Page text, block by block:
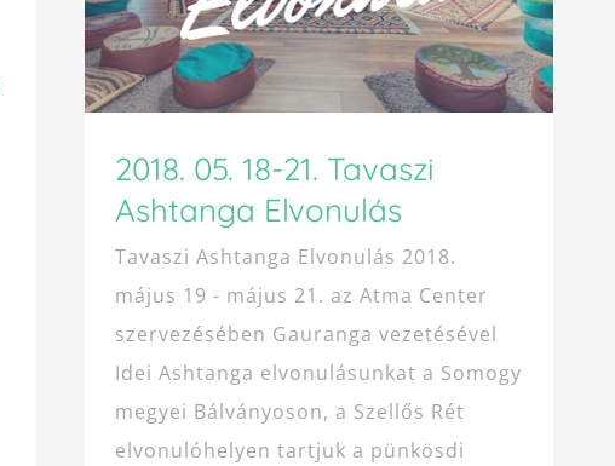
2018. 05. 18-21. Tavaszi
Ashtanga Elvonulás
Tavaszi Ashtanga Elvonulás 2018.
május 19 - május 21. az Atma Center
szervezésében Gauranga vezetésével
Idei Ashtanga elvonulásunkat a Somogy
megyei Bálványoson, a Szellős Rét
elvonulóhelyen tartjuk a pünkösdi